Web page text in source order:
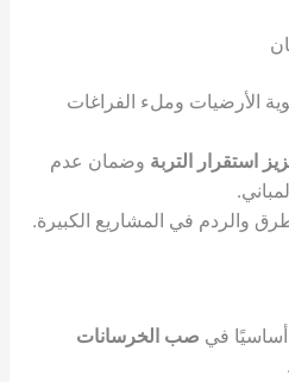
الفراغات
وضمان عدم
الكبيرة.